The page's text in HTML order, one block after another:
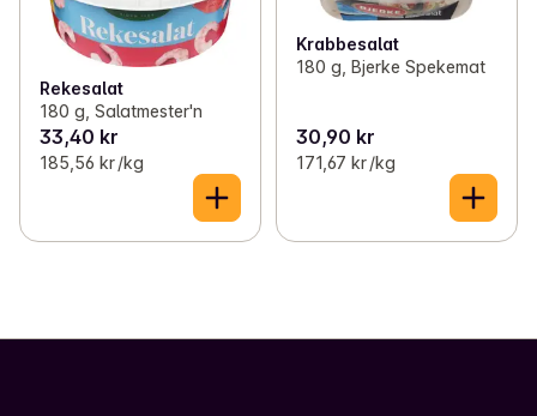
Rekesalat
180 g, Salatmester'n
33,40 kr
185,56 kr /kg
Krabbesalat
180 g, Bjerke Spekemat
30,90 kr
171,67 kr /kg